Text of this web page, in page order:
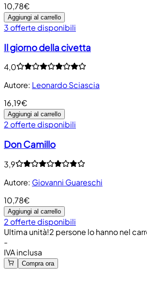
10,78€
Aggiungi al carrello
3 offerte disponibili
Il giorno della civetta
4,0
Autore: Leonardo Sciascia
16,19€
Aggiungi al carrello
2 offerte disponibili
Don Camillo
3,9
Autore: Giovanni Guareschi
10,78€
Aggiungi al carrello
2 offerte disponibili
Ultima unità!2 persone lo hanno nel
-
IVA inclusa
Compra ora